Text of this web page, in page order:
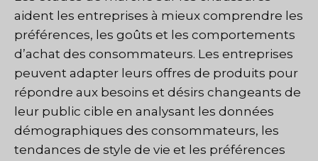
aident les entreprises à mieux comprendre les
préférences, les goûts et les comportements
d’achat des consommateurs. Les entreprises
peuvent adapter leurs offres de produits pour
répondre aux besoins et désirs changeants de
leur public cible en analysant les données
démographiques des consommateurs, les
tendances de style de vie et les préférences